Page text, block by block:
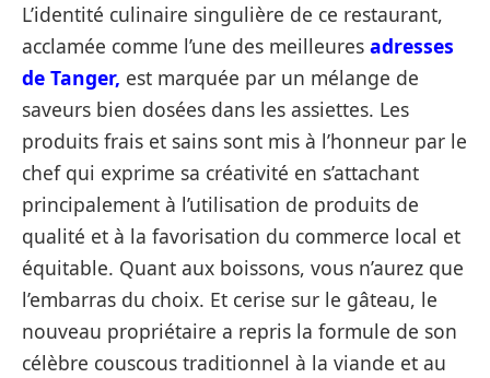
L’identité culinaire singulière de ce restaurant,
acclamée comme l’une des meilleures adresses
de Tanger, est marquée par un mélange de
saveurs bien dosées dans les assiettes. Les
produits frais et sains sont mis à l’honneur par le
chef qui exprime sa créativité en s’attachant
principalement à l’utilisation de produits de
qualité et à la favorisation du commerce local et
équitable. Quant aux boissons, vous n’aurez que
l’embarras du choix. Et cerise sur le gâteau, le
nouveau propriétaire a repris la formule de son
célèbre couscous traditionnel à la viande et au